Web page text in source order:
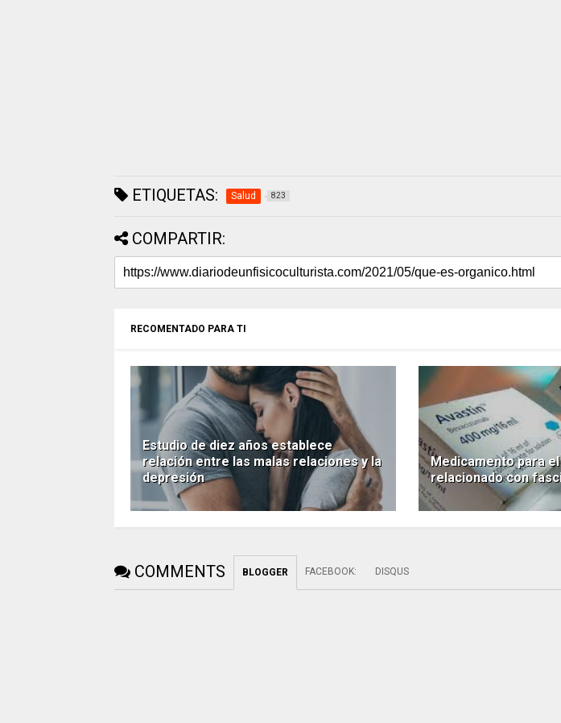
ETIQUETAS: Salud 823
COMPARTIR:
RECOMENTADO PARA TI
Estudio de diez años establece
relación entre las malas relaciones y la
depresión
Medicamento para
relacionado con
COMMENTS BLOGGER FACEBOOK: DISQUS